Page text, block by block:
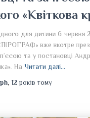
«Квіткова
для дитини 6 червня
вже вкотре
та у постановці
На Читати далі…
, 12 років тому